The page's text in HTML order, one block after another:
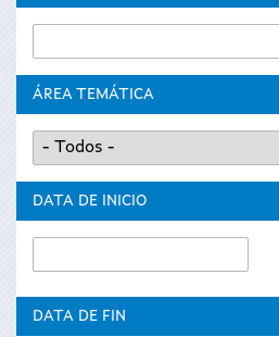
ÁREA TEMÁTICA
DATA DE INICIO
de
DATA DE FIN